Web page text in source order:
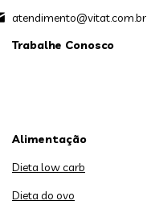
atendimento@vitat.com.br
Trabalhe Conosco
Alimentação
Dieta low carb
Dieta do ovo